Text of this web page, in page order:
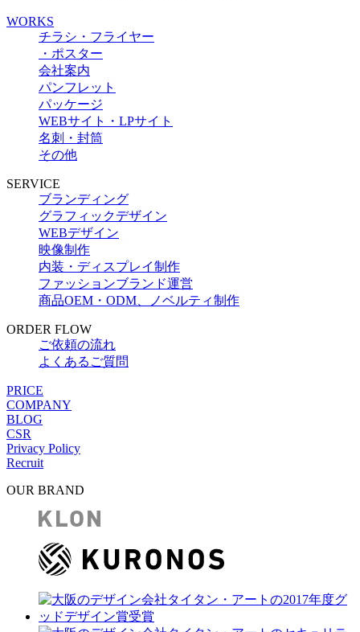
WORKS
チラシ・フライヤー
・ポスター
会社案内
パンフレット
パッケージ
WEBサイト・LPサイト
名刺・封筒
その他
SERVICE
ブランディング
グラフィックデザイン
WEBデザイン
映像制作
内装・ディスプレイ制作
ファッションブランド運営
商品OEM・ODM、ノベルティ制作
ORDER FLOW
ご依頼の流れ
よくあるご質問
PRICE
COMPANY
BLOG
CSR
Privacy Policy
Recruit
OUR BRAND